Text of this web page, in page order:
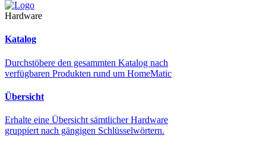
Hardware
Katalog
Durchstöbere den gesammten Katalog nach
verfügbaren Produkten rund um HomeMatic
Übersicht
Erhalte eine Übersicht sämtlicher Hardware
gruppiert nach gängigen Schlüsselwörtern.